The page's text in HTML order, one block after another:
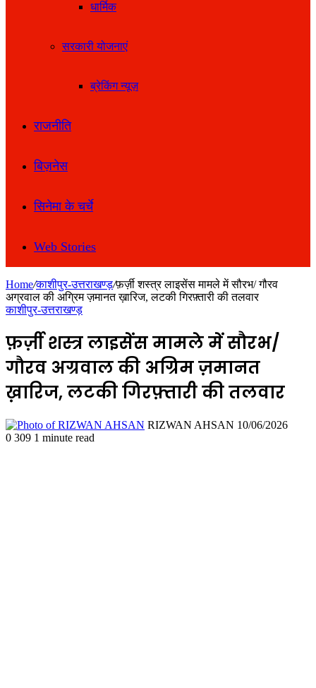
धार्मिक
सरकारी योजनाएं
ब्रेकिंग न्यूज़
राजनीति
बिज़नेस
सिनेमा के चर्चे
Web Stories
Home/काशीपुर-उत्तराखण्ड़/फ़र्ज़ी शस्त्र लाइसेंस मामले में सौरभ/ गौरव
अग्रवाल की अग्रिम ज़मानत ख़ारिज, लटकी गिरफ़्तारी की तलवार
काशीपुर-उत्तराखण्ड़
फ़र्ज़ी शस्त्र लाइसेंस मामले में सौरभ/
गौरव अग्रवाल की अग्रिम ज़मानत
ख़ारिज, लटकी गिरफ़्तारी की तलवार
RIZWAN AHSAN Send
10/06/2026
0 309 1 minute read